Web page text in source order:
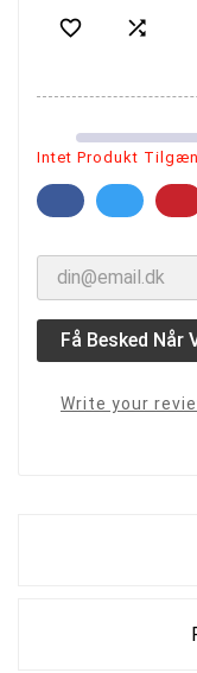
 
Intet Produkt
Få Besked Når
Write your